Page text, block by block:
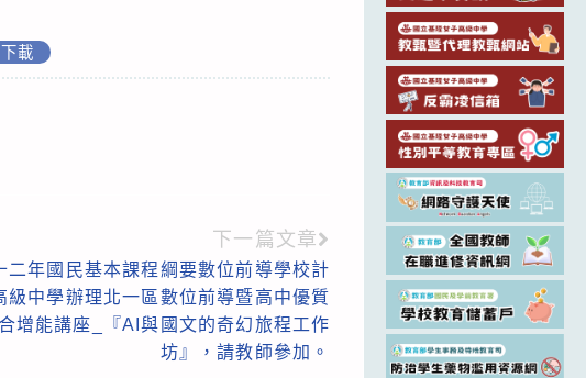
下載
下一篇文章
二年國民基本課程綱要數位前導學校計
級中學辦理北一區數位前導暨高中優質
增能講座_『AI與國文的奇幻旅程工作
坊』，請教師參加。